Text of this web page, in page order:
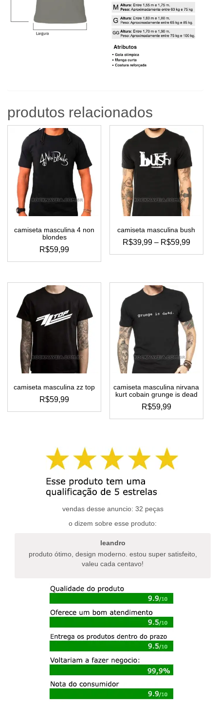
produtos relacionados
camiseta masculina 4 non
blondes
R$59,99
este
tem
várias
as
opções
escolhidas
na
produto
camiseta masculina bush
R$39,99 – R$59,99FAIXA
DE
este
várias
variantes.
opções
escolhidas
do
camiseta masculina zz top
R$59,99
este
variantes.
as
opções
podem
ser
página
camiseta masculina nirvana
kurt cobain grunge is dead
R$59,99
este
várias
variantes.
as
podem
escolhidas
página
vendas desse anuncio: 32 peças
o dizem sobre esse produto:
leandro
produto ótimo, design moderno. estou super satisfeito,
valeu cada centavo!